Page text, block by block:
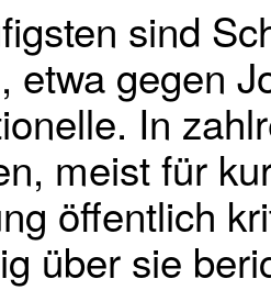
sind
etwa gegen
In
meist für
öffentlich
über sie